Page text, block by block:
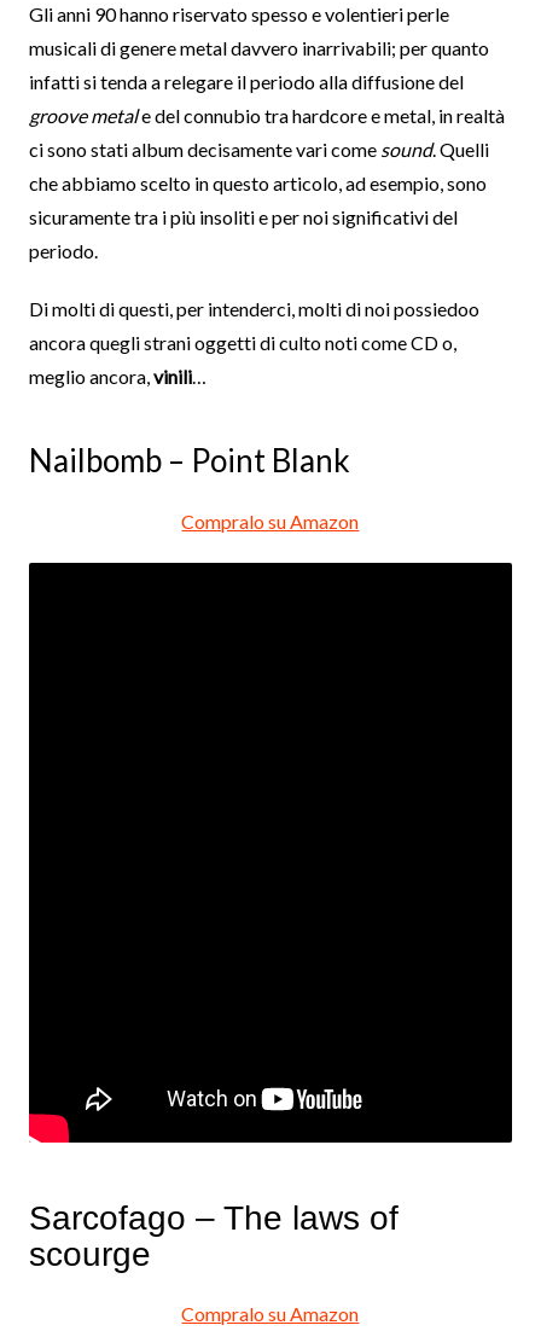
Gli anni 90 hanno riservato spesso e volentieri perle
musicali di genere metal davvero inarrivabili; per quanto
infatti si tenda a relegare il periodo alla diffusione del
groove metale del connubio tra hardcore e metal, in realtà
ci sono stati album decisamente vari come sound. Quelli
che abbiamo scelto in questo articolo, ad esempio, sono
sicuramente tra i più insoliti e per noi significativi del
periodo.
Di molti di questi, per intenderci, molti di noi possiedoo
ancora quegli strani oggetti di culto noti come CD o,
meglio ancora,vinili…
Nailbomb – Point Blank
Compralo su Amazon
Sarcofago – The laws of
scourge
Compralo su Amazon